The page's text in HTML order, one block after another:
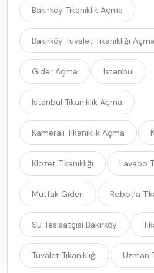
Bakırköy Tıkanıklık Açma
Bakırköy Tuvalet Tıkanıklığı Açma
Gider Açma Istanbul
İstanbul Tıkanıklık Açma
Kameralı Tıkanıklık Açma
Klozet Tıkanıklığı Lavabo
Mutfak Gideri Robotla
Su Tesisatçısı Bakırköy
Tuvalet Tıkanıklığı Uzman